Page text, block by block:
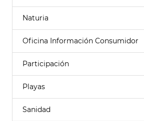
Naturia
Oficina Información Consumidor
Participación
Playas
Sanidad